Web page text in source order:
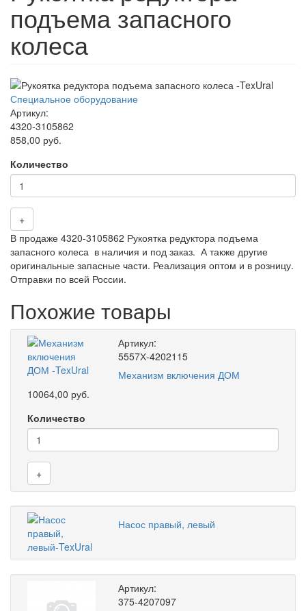
подъема запасного
колеса
Специальное оборудование
Артикул:
4320-3105862
858,00 руб.
Количество
+
В продаже 4320-3105862 Рукоятка редуктора подъема
запасного колеса в наличия и под заказ. А также другие
оригинальные запасные части. Реализация оптом и в розницу.
Отправки по всей России.
Похожие товары
Артикул:
5557Х-4202115
Механизм включения ДОМ
10064,00 руб.
Количество
+
Насос правый, левый
Артикул:
375-4207097